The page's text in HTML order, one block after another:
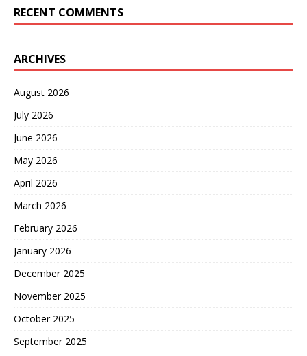
RECENT COMMENTS
ARCHIVES
August 2026
July 2026
June 2026
May 2026
April 2026
March 2026
February 2026
January 2026
December 2025
November 2025
October 2025
September 2025